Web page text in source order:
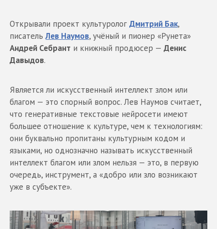
Открывали проект культуролог Дмитрий Бак,
писательЛев Наумов, учёный и пионер «Рунета»
Андрей Себрант и книжный продюсер — Денис
Давыдов.
Является ли искусственный интеллект злом или
благом — это спорный вопрос. Лев Наумов считает,
что генеративные текстовые нейросети имеют
большее отношение к культуре, чем к технологиям:
они буквально пропитаны культурным кодом и
языками, но однозначно называть искусственный
интеллект благом или злом нельзя — это, в первую
очередь, инструмент, а «добро или зло возникают
уже в субъекте».